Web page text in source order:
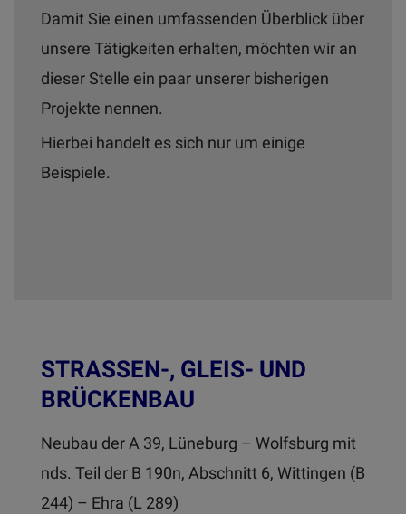
Damit Sie einen umfassenden Überblick über
unsere Tätigkeiten erhalten, möchten wir an
dieser Stelle ein paar unserer bisherigen
Projekte nennen.
Hierbei handelt es sich nur um einige
Beispiele.
STRASSEN-, GLEIS- UND B
RÜCKENBAU
Neubau der A 39, Lüneburg – Wolfsburg mit
nds. Teil der B 190n, Abschnitt 6, Wittingen (B
244) – Ehra (L 289)